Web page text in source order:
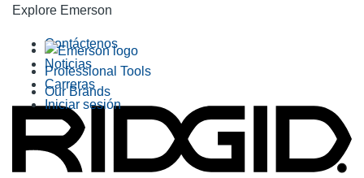
Explore Emerson
Professional Tools
Our Brands
Contáctenos
Noticias
Carreras
Iniciar sesión